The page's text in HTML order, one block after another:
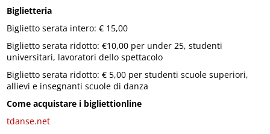
Biglietteria
Biglietto serata intero: € 15,00
Biglietto serata ridotto: €10,00 per under 25, studenti
universitari, lavoratori dello spettacolo
Biglietto serata ridotto: € 5,00 per studenti scuole superiori,
allievi e insegnanti scuole di danza
Come acquistare i bigliettionline
tdanse.net